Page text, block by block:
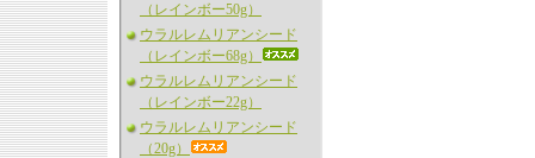
（レインボー50g）
ウラルレムリアンシード
（レインボー68g）
ウラルレムリアンシード
（レインボー22g）
ウラルレムリアンシード
（20g）